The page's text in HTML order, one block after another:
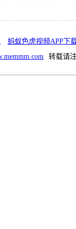
蚂蚁色虎视频APP下
转载请